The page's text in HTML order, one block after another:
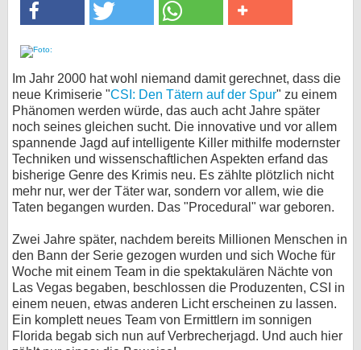
Im Jahr 2000 hat wohl niemand damit gerechnet, dass die
neue Krimiserie "CSI: Den Tätern auf der Spur" zu einem
Phänomen werden würde, das auch acht Jahre später
noch seines gleichen sucht. Die innovative und vor allem
spannende Jagd auf intelligente Killer mithilfe modernster
Techniken und wissenschaftlichen Aspekten erfand das
bisherige Genre des Krimis neu. Es zählte plötzlich nicht
mehr nur, wer der Täter war, sondern vor allem, wie die
Taten begangen wurden. Das "Procedural" war geboren.
Zwei Jahre später, nachdem bereits Millionen Menschen in
den Bann der Serie gezogen wurden und sich Woche für
Woche mit einem Team in die spektakulären Nächte von
Las Vegas begaben, beschlossen die Produzenten, CSI in
einem neuen, etwas anderen Licht erscheinen zu lassen.
Ein komplett neues Team von Ermittlern im sonnigen
Florida begab sich nun auf Verbrecherjagd. Und auch hier
KULTUR
SERVICE
Gewinnspiele
Forum
bei Facebook
Kontakt
Nutzungsbedingungen
Datenschutz